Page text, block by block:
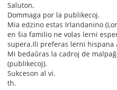
Saluton,
Dommaga por la publikecoj.
Mia edzino estas Irlandanino
en ŝia familio ne volas lerni
supera.Ili preferas lerni hispana
Mi bedaŭras la cadroj de
(publikecoj).
Sukceson al vi.
th.